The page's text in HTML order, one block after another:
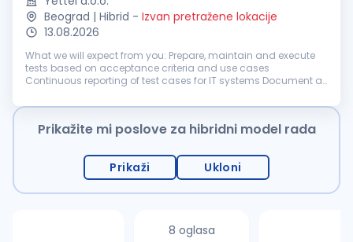
Beograd | Hibrid - Izvan pretražene lokacije
13.08.2026
What we will expect from you: Prepare, maintain and execute
tests based on acceptance criteria and use cases
Continuous reporting of test cases for IT systems Document all
status and repor...
Prikažite mi poslove za hibridni model rada
Prikaži Ukloni
8 oglasa